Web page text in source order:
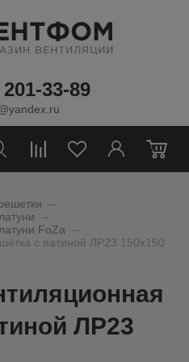
33-89
0
_
FoZa
с патиной ЛР23 150х150
ЛР23